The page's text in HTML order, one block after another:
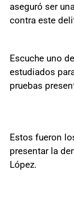
aseguró ser
contra este
Escuche uno
estudiados
pruebas
Estos fueron
presentar la
López.